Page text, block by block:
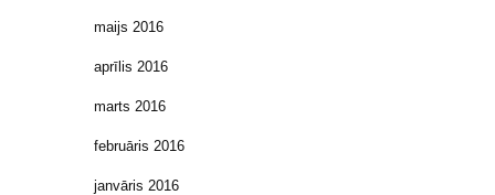
maijs 2016
aprīlis 2016
marts 2016
februāris 2016
janvāris 2016